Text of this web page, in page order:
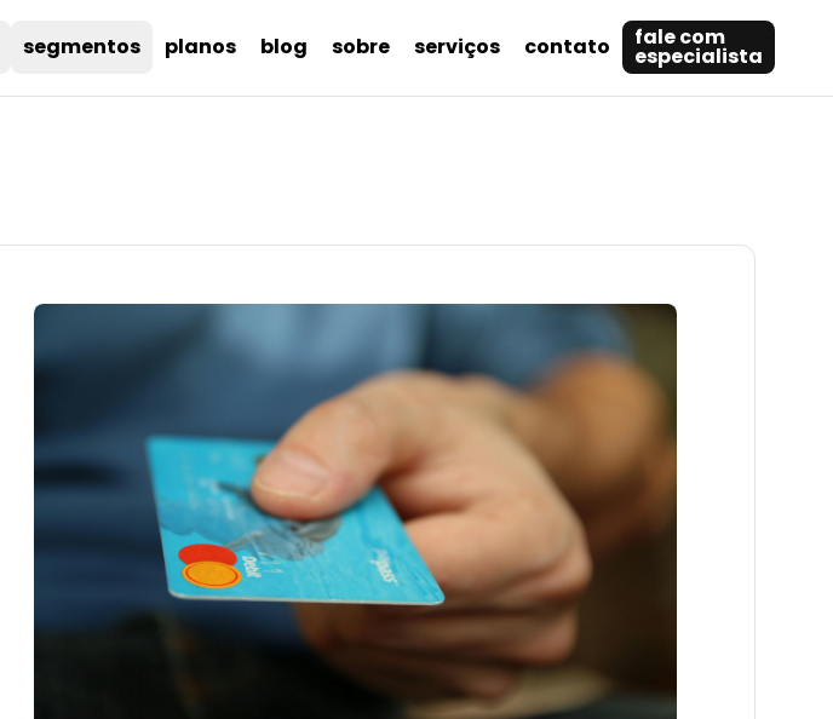
segmentos planos blog sobre serviços contato fale com
especialista